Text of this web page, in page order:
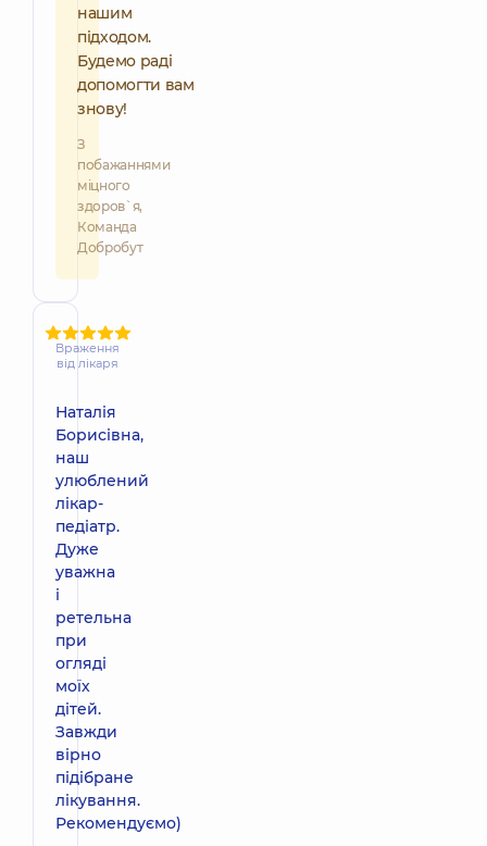
нашим
підходом.
Будемо раді
допомогти вам
знову!
З
побажаннями
міцного
здоров`я,
Команда
Добробут
Враження
від лікаря
Наталія
Борисівна,
наш
улюблений
лікар-
педіатр.
Дуже
уважна
і
ретельна
при
огляді
моїх
дітей.
Завжди
вірно
підібране
лікування.
Рекомендуємо)